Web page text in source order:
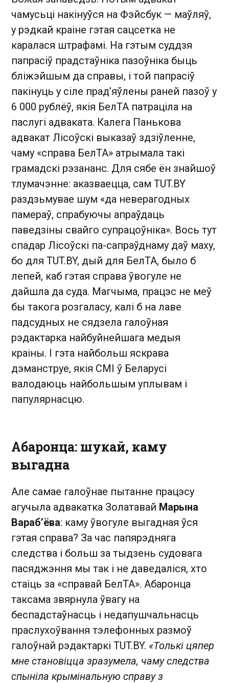
чамусьці накінуўся на Фэйсбук — маўляў,
у рэдкай краіне гэтая сацсетка не
каралася штрафамі. На гэтым суддзя
папрасіў прадстаўніка пазоўніка быць
бліжэйшым да справы, і той папрасіў
пакінуць у сіле прад’яўлены раней пазоў у
6 000 рублёў, якія БелТА патраціла на
паслугі адваката. Калега Панькова
адвакат Лісоўскі выказаў здзіўленне,
чаму «справа БелТА» атрымала такі
грамадскі рэзананс. Для сябе ён знайшоў
тлумачэнне: аказваецца, сам TUT.BY
раздзьмувае шум «да неверагодных
памераў, спрабуючы апраўдаць
паведзіны свайго супрацоўніка». Вось тут
спадар Лісоўскі па-сапраўднаму даў маху,
бо для TUT.BY, дый для БелТА, было б
лепей, каб гэтая справа ўвогуле не
дайшла да суда. Магчыма, працэс не меў
бы такога розгаласу, калі б на лаве
падсудных не сядзела галоўная
рэдактарка найбуйнейшага медыя
краіны. І гэта найбольш яскрава
дэманструе, якія СМІ ў Беларусі
валодаюць найбольшым уплывам і
папулярнасцю.
Абаронца: шукай, каму
выгадна
Але самае галоўнае пытанне працэсу
агучыла адвакатка Золатавай Марына
Вараб’ёва: каму ўвогуле выгадная ўся
гэтая справа? За час папярэдняга
следства і больш за тыдзень судовага
пасяджэння мы так і не даведаліся, хто
стаіць за «справай БелТА». Абаронца
таксама звярнула ўвагу на
беспадстаўнасць і недапушчальнасць
праслухоўвання тэлефонных размоў
галоўнай рэдактаркі TUT.BY. «Толькі цяпер
мне становіцца зразумела, чаму следства
спыніла крымінальную справу з